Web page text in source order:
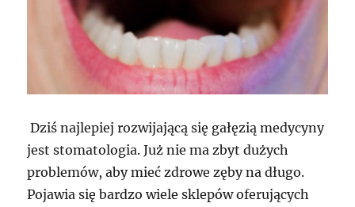
Dziś najlepiej rozwijającą się gałęzią medycyny
jest stomatologia. Już nie ma zbyt dużych
problemów, aby mieć zdrowe zęby na długo.
Pojawia się bardzo wiele sklepów oferujących